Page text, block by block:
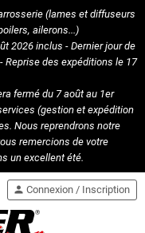
(lames et diffuseurs
ailerons...)
2026 inclus - Dernier jour de
des expéditions le 17
fermé du 7 août au 1er
(gestion et expédition
Nous reprendrons notre
remercions de votre
un excellent été.
person Connexion / Inscription